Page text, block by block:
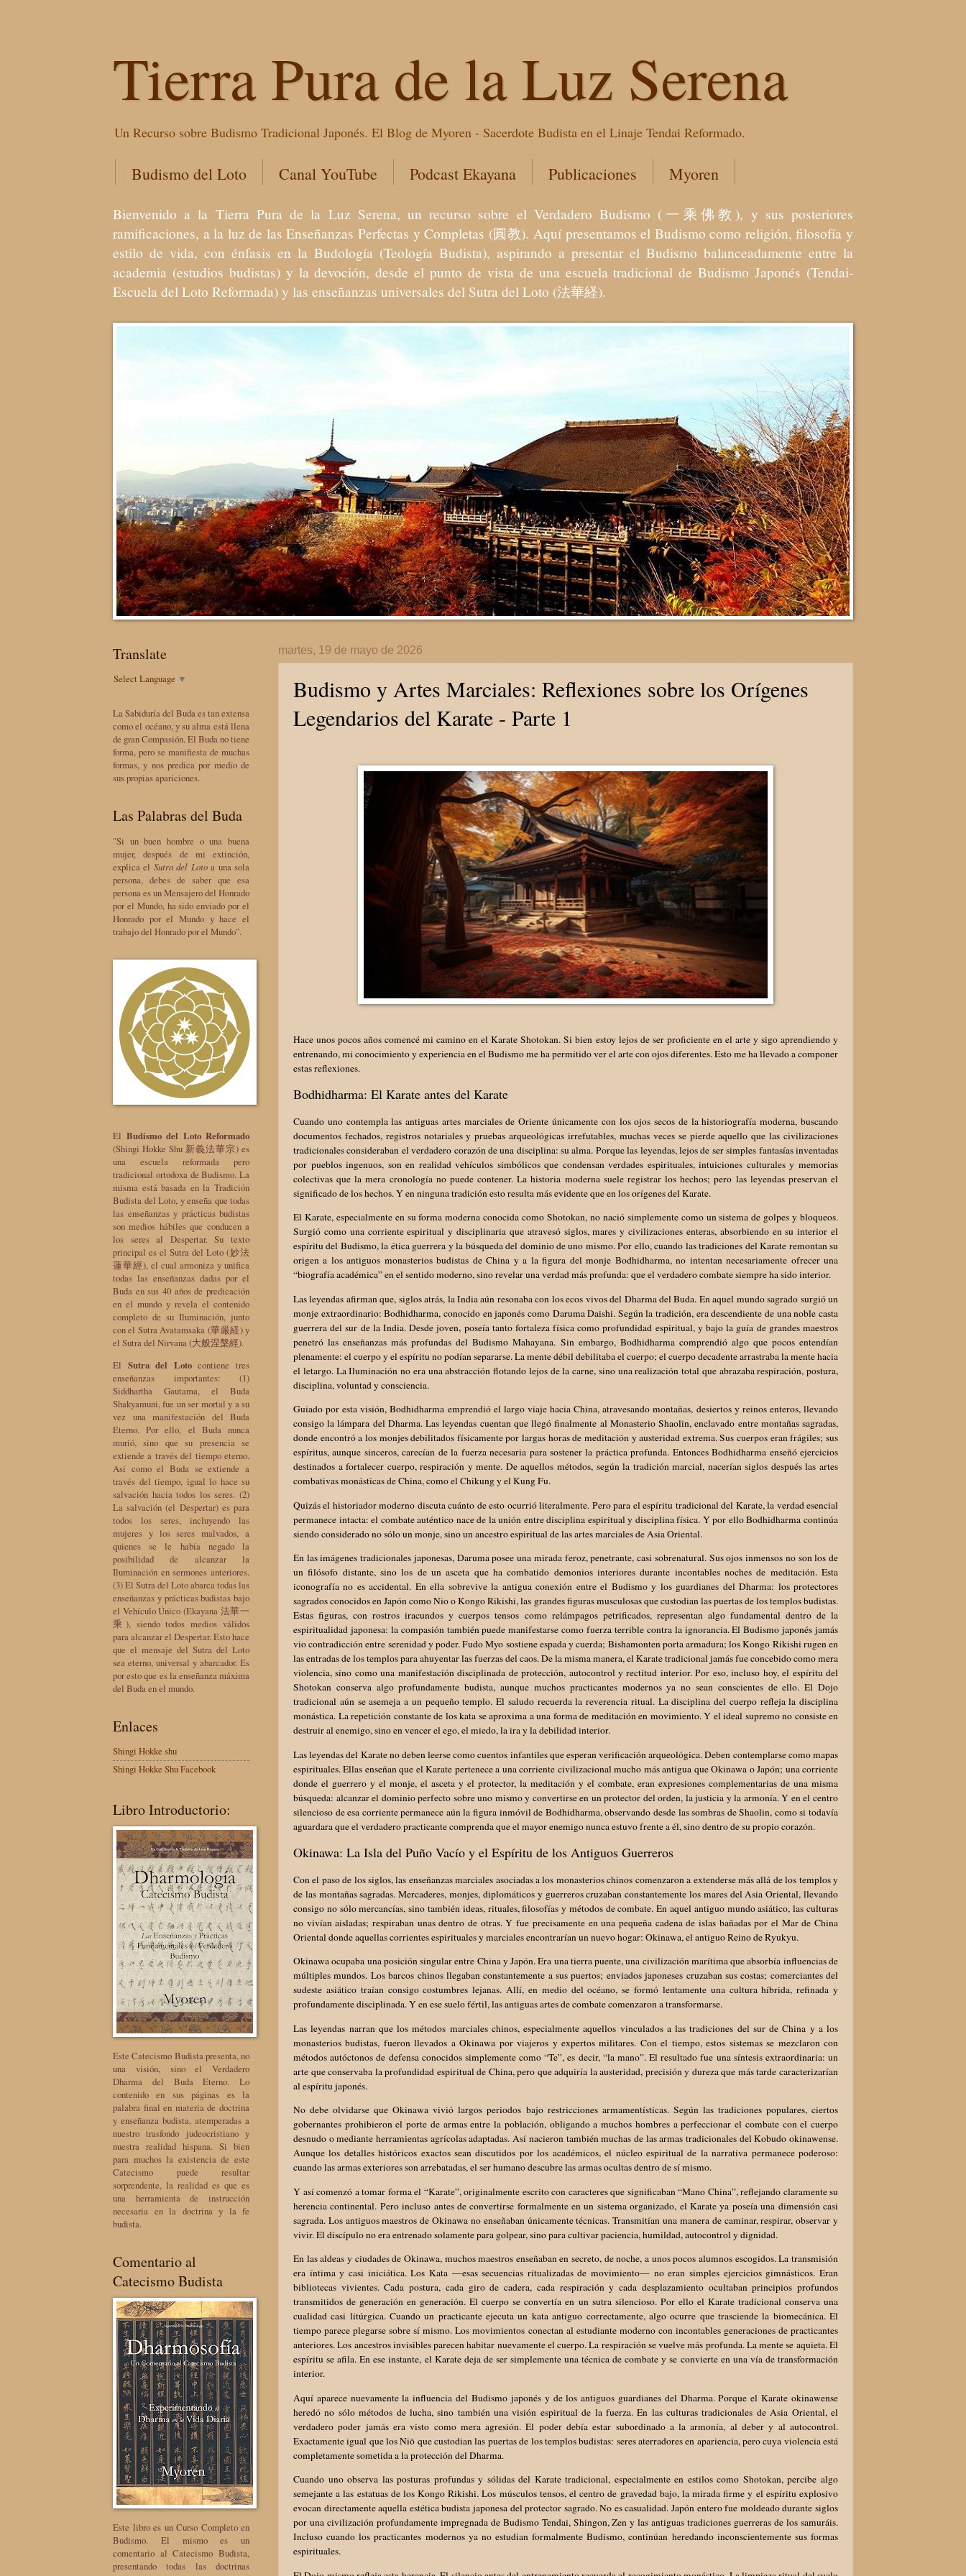
Tierra Pura de la Luz Serena
Un Recurso sobre Budismo Tradicional Japonés. El Blog de Myoren - Sacerdote Budista en el Linaje Tendai Reformado.
Budismo del Loto Canal YouTube Podcast Ekayana Publicaciones Myoren
Bienvenido a la Tierra Pura de la Luz Serena, un recurso sobre el Verdadero Budismo (一乘佛教), y sus posteriores
ramificaciones, a la luz de las Enseñanzas Perfectas y Completas (圓教). Aquí presentamos el Budismo como religión, filosofía y
estilo de vida, con énfasis en la Budología (Teología Budista), aspirando a presentar el Budismo balanceadamente entre la
academia (estudios budistas) y la devoción, desde el punto de vista de una escuela tradicional de Budismo Japonés (Tendai-
Escuela del Loto Reformada) y las enseñanzas universales del Sutra del Loto (法華経).
martes, 19 de mayo de 2026
Budismo y Artes Marciales: Reflexiones sobre los Orígenes
Legendarios del Karate - Parte 1
Hace unos pocos años comencé mi camino en el Karate Shotokan. Si bien estoy lejos de ser proficiente en el arte y sigo aprendiendo y
entrenando, mi conocimiento y experiencia en el Budismo me ha permitido ver el arte con ojos diferentes. Esto me ha llevado a componer
estas reflexiones.
Bodhidharma: El Karate antes del Karate
Cuando uno contempla las antiguas artes marciales de Oriente únicamente con los ojos secos de la historiografía moderna, buscando
documentos fechados, registros notariales y pruebas arqueológicas irrefutables, muchas veces se pierde aquello que las civilizaciones
tradicionales consideraban el verdadero corazón de una disciplina: su alma. Porque las leyendas, lejos de ser simples fantasías inventadas
por pueblos ingenuos, son en realidad vehículos simbólicos que condensan verdades espirituales, intuiciones culturales y memorias
colectivas que la mera cronología no puede contener. La historia moderna suele registrar los hechos; pero las leyendas preservan el
significado de los hechos. Y en ninguna tradición esto resulta más evidente que en los orígenes del Karate.
El Karate, especialmente en su forma moderna conocida como Shotokan, no nació simplemente como un sistema de golpes y bloqueos.
Surgió como una corriente espiritual y disciplinaria que atravesó siglos, mares y civilizaciones enteras, absorbiendo en su interior el
espíritu del Budismo, la ética guerrera y la búsqueda del dominio de uno mismo. Por ello, cuando las tradiciones del Karate remontan su
origen a los antiguos monasterios budistas de China y a la figura del monje Bodhidharma, no intentan necesariamente ofrecer una
“biografía académica” en el sentido moderno, sino revelar una verdad más profunda: que el verdadero combate siempre ha sido interior.
Las leyendas afirman que, siglos atrás, la India aún resonaba con los ecos vivos del Dharma del Buda. En aquel mundo sagrado surgió un
monje extraordinario: Bodhidharma, conocido en japonés como Daruma Daishi. Según la tradición, era descendiente de una noble casta
guerrera del sur de la India. Desde joven, poseía tanto fortaleza física como profundidad espiritual, y bajo la guía de grandes maestros
penetró las enseñanzas más profundas del Budismo Mahayana. Sin embargo, Bodhidharma comprendió algo que pocos entendían
plenamente: el cuerpo y el espíritu no podían separarse. La mente débil debilitaba el cuerpo; el cuerpo decadente arrastraba la mente hacia
el letargo. La Iluminación no era una abstracción flotando lejos de la carne, sino una realización total que abrazaba respiración, postura,
disciplina, voluntad y consciencia.
Guiado por esta visión, Bodhidharma emprendió el largo viaje hacia China, atravesando montañas, desiertos y reinos enteros, llevando
consigo la lámpara del Dharma. Las leyendas cuentan que llegó finalmente al Monasterio Shaolin, enclavado entre montañas sagradas,
donde encontró a los monjes debilitados físicamente por largas horas de meditación y austeridad extrema. Sus cuerpos eran frágiles; sus
espíritus, aunque sinceros, carecían de la fuerza necesaria para sostener la práctica profunda. Entonces Bodhidharma enseñó ejercicios
destinados a fortalecer cuerpo, respiración y mente. De aquellos métodos, según la tradición marcial, nacerían siglos después las artes
combativas monásticas de China, como el Chikung y el Kung Fu.
Quizás el historiador moderno discuta cuánto de esto ocurrió literalmente. Pero para el espíritu tradicional del Karate, la verdad esencial
permanece intacta: el combate auténtico nace de la unión entre disciplina espiritual y disciplina física. Y por ello Bodhidharma continúa
siendo considerado no sólo un monje, sino un ancestro espiritual de las artes marciales de Asia Oriental.
En las imágenes tradicionales japonesas, Daruma posee una mirada feroz, penetrante, casi sobrenatural. Sus ojos inmensos no son los de
un filósofo distante, sino los de un asceta que ha combatido demonios interiores durante incontables noches de meditación. Esta
iconografía no es accidental. En ella sobrevive la antigua conexión entre el Budismo y los guardianes del Dharma: los protectores
sagrados conocidos en Japón como Nio o Kongo Rikishi, las grandes figuras musculosas que custodian las puertas de los templos budistas.
Estas figuras, con rostros iracundos y cuerpos tensos como relámpagos petrificados, representan algo fundamental dentro de la
espiritualidad japonesa: la compasión también puede manifestarse como fuerza terrible contra la ignorancia. El Budismo japonés jamás
vio contradicción entre serenidad y poder. Fudo Myo sostiene espada y cuerda; Bishamonten porta armadura; los Kongo Rikishi rugen en
las entradas de los templos para ahuyentar las fuerzas del caos. De la misma manera, el Karate tradicional jamás fue concebido como mera
violencia, sino como una manifestación disciplinada de protección, autocontrol y rectitud interior. Por eso, incluso hoy, el espíritu del
Shotokan conserva algo profundamente budista, aunque muchos practicantes modernos ya no sean conscientes de ello. El Dojo
tradicional aún se asemeja a un pequeño templo. El saludo recuerda la reverencia ritual. La disciplina del cuerpo refleja la disciplina
monástica. La repetición constante de los kata se aproxima a una forma de meditación en movimiento. Y el ideal supremo no consiste en
destruir al enemigo, sino en vencer el ego, el miedo, la ira y la debilidad interior.
Las leyendas del Karate no deben leerse como cuentos infantiles que esperan verificación arqueológica. Deben contemplarse como mapas
espirituales. Ellas enseñan que el Karate pertenece a una corriente civilizacional mucho más antigua que Okinawa o Japón; una corriente
donde el guerrero y el monje, el asceta y el protector, la meditación y el combate, eran expresiones complementarias de una misma
búsqueda: alcanzar el dominio perfecto sobre uno mismo y convertirse en un protector del orden, la justicia y la armonía. Y en el centro
silencioso de esa corriente permanece aún la figura inmóvil de Bodhidharma, observando desde las sombras de Shaolin, como si todavía
aguardara que el verdadero practicante comprenda que el mayor enemigo nunca estuvo frente a él, sino dentro de su propio corazón.
Okinawa: La Isla del Puño Vacío y el Espíritu de los Antiguos Guerreros
Con el paso de los siglos, las enseñanzas marciales asociadas a los monasterios chinos comenzaron a extenderse más allá de los templos y
de las montañas sagradas. Mercaderes, monjes, diplomáticos y guerreros cruzaban constantemente los mares del Asia Oriental, llevando
consigo no sólo mercancías, sino también ideas, rituales, filosofías y métodos de combate. En aquel antiguo mundo asiático, las culturas
no vivían aisladas; respiraban unas dentro de otras. Y fue precisamente en una pequeña cadena de islas bañadas por el Mar de China
Oriental donde aquellas corrientes espirituales y marciales encontrarían un nuevo hogar: Okinawa, el antiguo Reino de Ryukyu.
Okinawa ocupaba una posición singular entre China y Japón. Era una tierra puente, una civilización marítima que absorbía influencias de
múltiples mundos. Los barcos chinos llegaban constantemente a sus puertos; enviados japoneses cruzaban sus costas; comerciantes del
sudeste asiático traían consigo costumbres lejanas. Allí, en medio del océano, se formó lentamente una cultura híbrida, refinada y
profundamente disciplinada. Y en ese suelo fértil, las antiguas artes de combate comenzaron a transformarse.
Las leyendas narran que los métodos marciales chinos, especialmente aquellos vinculados a las tradiciones del sur de China y a los
monasterios budistas, fueron llevados a Okinawa por viajeros y expertos militares. Con el tiempo, estos sistemas se mezclaron con
métodos autóctonos de defensa conocidos simplemente como “Te”, es decir, “la mano”. El resultado fue una síntesis extraordinaria: un
arte que conservaba la profundidad espiritual de China, pero que adquiría la austeridad, precisión y dureza que más tarde caracterizarían
al espíritu japonés.
No debe olvidarse que Okinawa vivió largos periodos bajo restricciones armamentísticas. Según las tradiciones populares, ciertos
gobernantes prohibieron el porte de armas entre la población, obligando a muchos hombres a perfeccionar el combate con el cuerpo
desnudo o mediante herramientas agrícolas adaptadas. Así nacieron también muchas de las armas tradicionales del Kobudo okinawense.
Aunque los detalles históricos exactos sean discutidos por los académicos, el núcleo espiritual de la narrativa permanece poderoso:
cuando las armas exteriores son arrebatadas, el ser humano descubre las armas ocultas dentro de sí mismo.
Y así comenzó a tomar forma el “Karate”, originalmente escrito con caracteres que significaban “Mano China”, reflejando claramente su
herencia continental. Pero incluso antes de convertirse formalmente en un sistema organizado, el Karate ya poseía una dimensión casi
sagrada. Los antiguos maestros de Okinawa no enseñaban únicamente técnicas. Transmitían una manera de caminar, respirar, observar y
vivir. El discípulo no era entrenado solamente para golpear, sino para cultivar paciencia, humildad, autocontrol y dignidad.
En las aldeas y ciudades de Okinawa, muchos maestros enseñaban en secreto, de noche, a unos pocos alumnos escogidos. La transmisión
era íntima y casi iniciática. Los Kata —esas secuencias ritualizadas de movimiento— no eran simples ejercicios gimnásticos. Eran
bibliotecas vivientes. Cada postura, cada giro de cadera, cada respiración y cada desplazamiento ocultaban principios profundos
transmitidos de generación en generación. El cuerpo se convertía en un sutra silencioso. Por ello el Karate tradicional conserva una
cualidad casi litúrgica. Cuando un practicante ejecuta un kata antiguo correctamente, algo ocurre que trasciende la biomecánica. El
tiempo parece plegarse sobre sí mismo. Los movimientos conectan al estudiante moderno con incontables generaciones de practicantes
anteriores. Los ancestros invisibles parecen habitar nuevamente el cuerpo. La respiración se vuelve más profunda. La mente se aquieta. El
espíritu se afila. En ese instante, el Karate deja de ser simplemente una técnica de combate y se convierte en una vía de transformación
interior.
Aquí aparece nuevamente la influencia del Budismo japonés y de los antiguos guardianes del Dharma. Porque el Karate okinawense
heredó no sólo métodos de lucha, sino también una visión espiritual de la fuerza. En las culturas tradicionales de Asia Oriental, el
verdadero poder jamás era visto como mera agresión. El poder debía estar subordinado a la armonía, al deber y al autocontrol.
Exactamente igual que los Niō que custodian las puertas de los templos budistas: seres aterradores en apariencia, pero cuya violencia está
completamente sometida a la protección del Dharma.
Cuando uno observa las posturas profundas y sólidas del Karate tradicional, especialmente en estilos como Shotokan, percibe algo
semejante a las estatuas de los Kongo Rikishi. Los músculos tensos, el centro de gravedad bajo, la mirada firme y el espíritu explosivo
evocan directamente aquella estética budista japonesa del protector sagrado. No es casualidad. Japón entero fue moldeado durante siglos
por una civilización profundamente impregnada de Budismo Tendai, Shingon, Zen y las antiguas tradiciones guerreras de los samuráis.
Incluso cuando los practicantes modernos ya no estudian formalmente Budismo, continúan heredando inconscientemente sus formas
espirituales.
Translate
Select Language ▼
La Sabiduría del Buda es tan extensa
como el océano, y su alma está llena
de gran Compasión. El Buda no tiene
forma, pero se manifiesta de muchas
formas, y nos predica por medio de
sus propias apariciones.
Las Palabras del Buda
"Si un buen hombre o una buena
mujer, después de mi extinción,
explica el Sutra del Lotoa una sola
persona, debes de saber que esa
persona es un Mensajero del Honrado
por el Mundo, ha sido enviado por el
Honrado por el Mundo y hace el
trabajo del Honrado por el Mundo".
El Budismo del Loto Reformado
(Shingi Hokke Shu 新義法華宗) es
una escuela reformada pero
tradicional ortodoxa de Budismo. La
misma está basada en la Tradición
Budista del Loto, y enseña que todas
las enseñanzas y prácticas budistas
son medios hábiles que conducen a
los seres al Despertar. Su texto
principal es el Sutra del Loto (妙法
蓮華經), el cual armoniza y unifica
todas las enseñanzas dadas por el
Buda en sus 40 años de predicación
en el mundo y revela el contenido
completo de su Iluminación, junto
con el Sutra Avatamsaka (華厳経) y
el Sutra del Nirvana (大般涅槃經).
El Sutra del Lotocontiene tres
enseñanzas importantes: (1)
Siddhartha Gautama, el Buda
Shakyamuni, fue un ser mortal y a su
vez una manifestación del Buda
Eterno. Por ello, el Buda nunca
murió, sino que su presencia se
extiende a través del tiempo eterno.
Así como el Buda se extiende a
través del tiempo, igual lo hace su
salvación hacia todos los seres. (2)
La salvación (el Despertar) es para
todos los seres, incluyendo las
mujeres y los seres malvados, a
quienes se le había negado la
posibilidad de alcanzar la
Iluminación en sermones anteriores.
(3) El Sutra del Loto abarca todas las
enseñanzas y prácticas budistas bajo
el Vehículo Único (Ekayana 法華一
乘), siendo todos medios válidos
para alcanzar el Despertar. Esto hace
que el mensaje del Sutra del Loto
sea eterno, universal y abarcador. Es
por esto que es la enseñanza máxima
del Buda en el mundo.
Enlaces
Shingi Hokke shu
Shingi Hokke Shu Facebook
Libro Introductorio:
Este Catecismo Budista presenta, no
una visión, sino el Verdadero
Dharma del Buda Eterno. Lo
contenido en sus páginas es la
palabra final en materia de doctrina
y enseñanza budista, atemperadas a
nuestro trasfondo judeocristiano y
nuestra realidad hispana. Si bien
para muchos la existencia de este
Catecismo puede resultar
sorprendente, la realidad es que es
una herramienta de instrucción
necesaria en la doctrina y la fe
budista.
Comentario al
Catecismo Budista
Este libro es un Curso Completo en
Budismo. El mismo es un
comentario al Catecismo Budista,
presentando todas las doctrinas